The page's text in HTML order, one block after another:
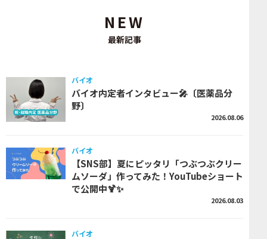
NEW
最新記事
バイオ
バイオ内定者インタビュー🎤〔医薬品分
野〕
2026.08.06
バイオ
【SNS部】夏にピッタリ「つぶつぶクリー
ムソーダ」作ってみた！YouTubeショート
で公開中🍹✨
2026.08.03
バイオ